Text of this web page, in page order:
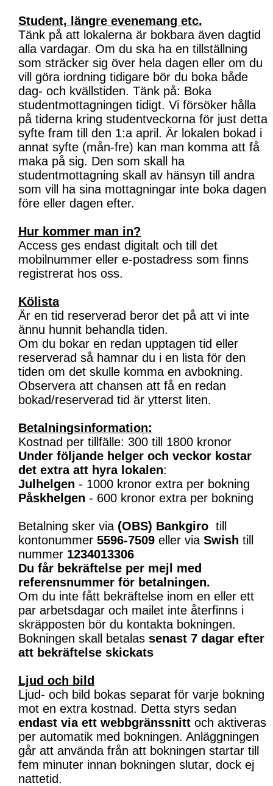
Student, längre evenemang etc.
Tänk på att lokalerna är bokbara även dagtid
alla vardagar. Om du ska ha en tillställning
som sträcker sig över hela dagen eller om du
vill göra iordning tidigare bör du boka både
dag- och kvällstiden. Tänk på: Boka
studentmottagningen tidigt. Vi försöker hålla
på tiderna kring studentveckorna för just detta
syfte fram till den 1:a april. Är lokalen bokad i
annat syfte (mån-fre) kan man komma att få
maka på sig. Den som skall ha
studentmottagning skall av hänsyn till andra
som vill ha sina mottagningar inte boka dagen
före eller dagen efter.
Hur kommer man in?
Access ges endast digitalt och till det
mobilnummer eller e-postadress som finns
registrerat hos oss.
Kölista
Är en tid reserverad beror det på att vi inte
ännu hunnit behandla tiden.
Om du bokar en redan upptagen tid eller
reserverad så hamnar du i en lista för den
tiden om det skulle komma en avbokning.
Observera att chansen att få en redan
bokad/reserverad tid är ytterst liten.
Betalningsinformation:
Kostnad per tillfälle: 300 till 1800 kronor
Under följande helger och veckor kostar
det extra att hyra lokalen:
Julhelgen - 1000 kronor extra per bokning
Påskhelgen - 600 kronor extra per bokning
Betalning sker via (OBS) Bankgiro till
kontonummer 5596-7509 eller via Swish till
nummer 1234013306
Du får bekräftelse per mejl med
referensnummer för betalningen.
Om du inte fått bekräftelse inom en eller ett
par arbetsdagar och mailet inte återfinns i
skräpposten bör du kontakta bokningen.
Bokningen skall betalas senast 7 dagar efter
att bekräftelse skickats
Ljud och bild
Ljud- och bild bokas separat för varje bokning
mot en extra kostnad. Detta styrs sedan
endast via ett webbgränssnitt och aktiveras
per automatik med bokningen. Anläggningen
går att använda från att bokningen startar till
fem minuter innan bokningen slutar, dock ej
nattetid.